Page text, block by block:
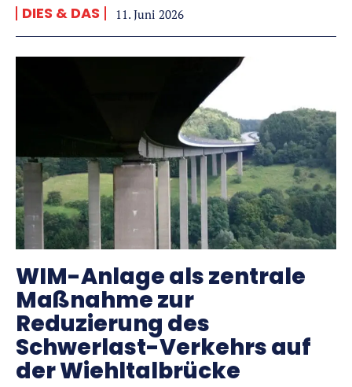
DIES & DAS 11. Juni 2026
WIM-Anlage als zentrale
Maßnahme zur
Reduzierung des
Schwerlast-Verkehrs auf
der Wiehltalbrücke